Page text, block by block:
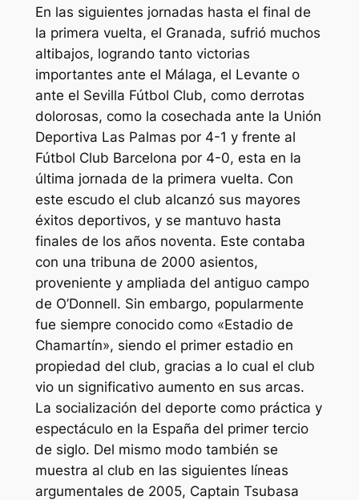
En las siguientes jornadas hasta el final de
la primera vuelta, el Granada, sufrió muchos
altibajos, logrando tanto victorias
importantes ante el Málaga, el Levante o
ante el Sevilla Fútbol Club, como derrotas
dolorosas, como la cosechada ante la Unión
Deportiva Las Palmas por 4-1 y frente al
Fútbol Club Barcelona por 4-0, esta en la
última jornada de la primera vuelta. Con
este escudo el club alcanzó sus mayores
éxitos deportivos, y se mantuvo hasta
finales de los años noventa. Este contaba
con una tribuna de 2000 asientos,
proveniente y ampliada del antiguo campo
de O’Donnell. Sin embargo, popularmente
fue siempre conocido como «Estadio de
Chamartín», siendo el primer estadio en
propiedad del club, gracias a lo cual el club
vio un significativo aumento en sus arcas.
La socialización del deporte como práctica y
espectáculo en la España del primer tercio
de siglo. Del mismo modo también se
muestra al club en las siguientes líneas
argumentales de 2005, Captain Tsubasa